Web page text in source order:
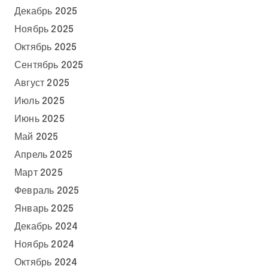
Декабрь 2025
Ноябрь 2025
Октябрь 2025
Сентябрь 2025
Август 2025
Июль 2025
Июнь 2025
Май 2025
Апрель 2025
Март 2025
Февраль 2025
Январь 2025
Декабрь 2024
Ноябрь 2024
Октябрь 2024